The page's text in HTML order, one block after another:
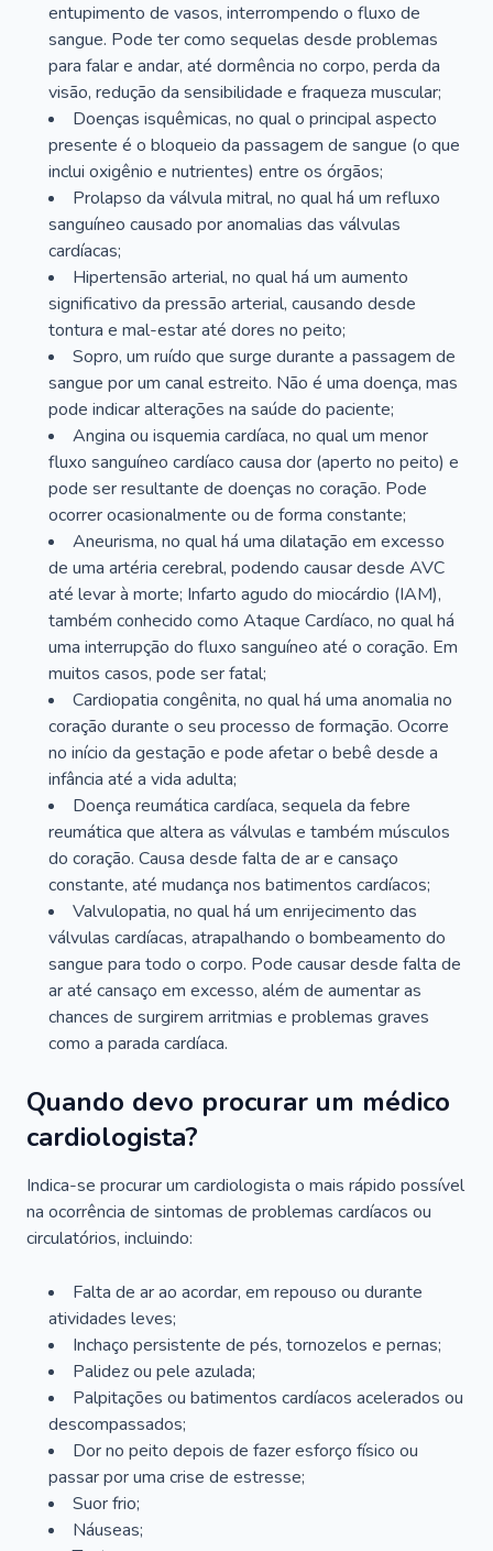
entupimento de vasos, interrompendo o fluxo de
sangue. Pode ter como sequelas desde problemas
para falar e andar, até dormência no corpo, perda da
visão, redução da sensibilidade e fraqueza muscular;
Doenças isquêmicas, no qual o principal aspecto
presente é o bloqueio da passagem de sangue (o que
inclui oxigênio e nutrientes) entre os órgãos;
Prolapso da válvula mitral, no qual há um refluxo
sanguíneo causado por anomalias das válvulas
cardíacas;
Hipertensão arterial, no qual há um aumento
significativo da pressão arterial, causando desde
tontura e mal-estar até dores no peito;
Sopro, um ruído que surge durante a passagem de
sangue por um canal estreito. Não é uma doença, mas
pode indicar alterações na saúde do paciente;
Angina ou isquemia cardíaca, no qual um menor
fluxo sanguíneo cardíaco causa dor (aperto no peito) e
pode ser resultante de doenças no coração. Pode
ocorrer ocasionalmente ou de forma constante;
Aneurisma, no qual há uma dilatação em excesso
de uma artéria cerebral, podendo causar desde AVC
até levar à morte; Infarto agudo do miocárdio (IAM),
também conhecido como Ataque Cardíaco, no qual há
uma interrupção do fluxo sanguíneo até o coração. Em
muitos casos, pode ser fatal;
Cardiopatia congênita, no qual há uma anomalia no
coração durante o seu processo de formação. Ocorre
no início da gestação e pode afetar o bebê desde a
infância até a vida adulta;
Doença reumática cardíaca, sequela da febre
reumática que altera as válvulas e também músculos
do coração. Causa desde falta de ar e cansaço
constante, até mudança nos batimentos cardíacos;
Valvulopatia, no qual há um enrijecimento das
válvulas cardíacas, atrapalhando o bombeamento do
sangue para todo o corpo. Pode causar desde falta de
ar até cansaço em excesso, além de aumentar as
chances de surgirem arritmias e problemas graves
como a parada cardíaca.
Quando devo procurar um médico
cardiologista?
Indica-se procurar um cardiologista o mais rápido possível
na ocorrência de sintomas de problemas cardíacos ou
circulatórios, incluindo:
Falta de ar ao acordar, em repouso ou durante
atividades leves;
Inchaço persistente de pés, tornozelos e pernas;
Palidez ou pele azulada;
Palpitações ou batimentos cardíacos acelerados ou
descompassados;
Dor no peito depois de fazer esforço físico ou
passar por uma crise de estresse;
Suor frio;
Náuseas;